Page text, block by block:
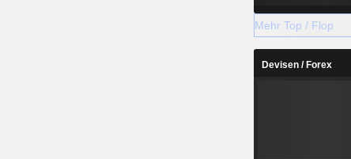
Mehr Top / Flop
Devisen / Forex